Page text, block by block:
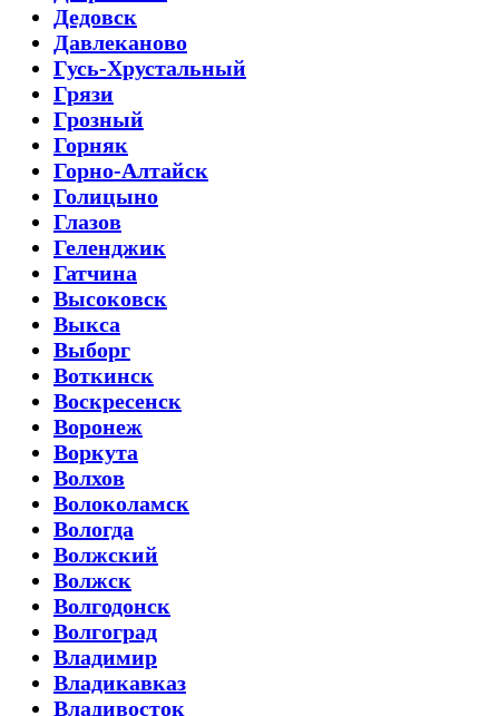
Дедовск
Давлеканово
Гусь-Хрустальный
Грязи
Грозный
Горняк
Горно-Алтайск
Голицыно
Глазов
Геленджик
Гатчина
Высоковск
Выкса
Выборг
Воткинск
Воскресенск
Воронеж
Воркута
Волхов
Волоколамск
Вологда
Волжский
Волжск
Волгодонск
Волгоград
Владимир
Владикавказ
Владивосток